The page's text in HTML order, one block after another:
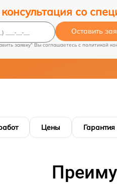
со
Оставить
заявку" Вы соглашаетесь c политикой
Цены Гарантия